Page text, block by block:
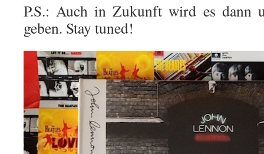
P.S.: Auch in Zukunft wird es dann
geben. Stay tuned!